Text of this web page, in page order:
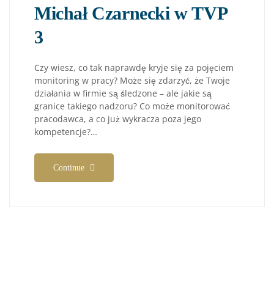
Michał Czarnecki w TVP
3
Czy wiesz, co tak naprawdę kryje się za pojęciem
monitoring w pracy? Może się zdarzyć, że Twoje
działania w firmie są śledzone – ale jakie są
granice takiego nadzoru? Co może monitorować
pracodawca, a co już wykracza poza jego
kompetencje?…
Continue